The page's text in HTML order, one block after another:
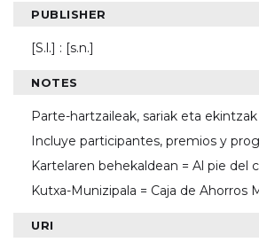
PUBLISHER
[S.l.] : [s.n.]
NOTES
Parte-hartzaileak, sariak eta
Incluye participantes, premios y
Kartelaren behekaldean = Al pie del
Kutxa-Munizipala = Caja de Ahorros
URI